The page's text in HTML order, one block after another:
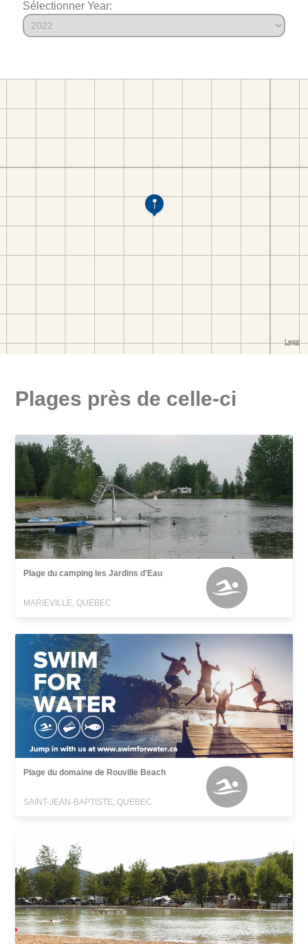
Sélectionner Year:
Plages près de celle-ci
Plage du camping les Jardins d'Eau
MARIEVILLE, QUEBEC
Plage du domaine de Rouville Beach
SAINT-JEAN-BAPTISTE, QUEBEC